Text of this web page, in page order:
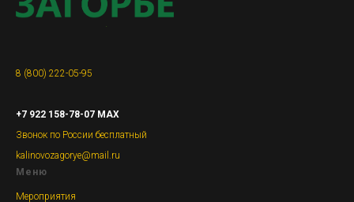
8 (800) 222-05-95
+7 922 158-78-07 MAX
Звонок по России бесплатный
kalinovozagorye@mail.ru
Меню
Мероприятия